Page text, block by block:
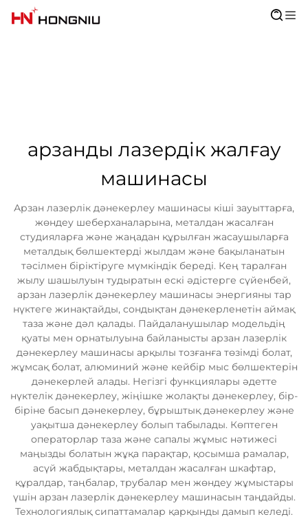
арзанды лазердік жалғау
машинасы
Арзан лазерлік дәнекерлеу машинасы кіші зауыттарға,
жөндеу шеберханаларына, металдан жасалған
студияларға және жаңадан құрылған жасаушыларға
металдық бөлшектерді жылдам және бақыланатын
тәсілмен біріктіруге мүмкіндік береді. Кең таралған
жылу шашылуын тудыратын ескі әдістерге сүйенбей,
арзан лазерлік дәнекерлеу машинасы энергияны тар
нүктеге жинақтайды, сондықтан дәнекерленетін аймақ
таза және дәл қалады. Пайдаланушылар модельдің
қуаты мен орнатылуына байланысты арзан лазерлік
дәнекерлеу машинасы арқылы тозғанға төзімді болат,
жұмсақ болат, алюминий және кейбір мыс бөлшектерін
дәнекерлей алады. Негізгі функциялары әдетте
нүктелік дәнекерлеу, жіңішке жолақты дәнекерлеу, бір-
біріне басып дәнекерлеу, бұрыштық дәнекерлеу және
уақытша дәнекерлеу болып табылады. Көптеген
операторлар таза және сапалы жұмыс нәтижесі
маңызды болатын жұқа парақтар, қосымша рамалар,
асүй жабдықтары, металдан жасалған шкафтар,
құралдар, таңбалар, трубалар мен жөндеу жұмыстары
үшін арзан лазерлік дәнекерлеу машинасын таңдайды.
Технологиялық сипаттамалар қарқынды дамып келеді.